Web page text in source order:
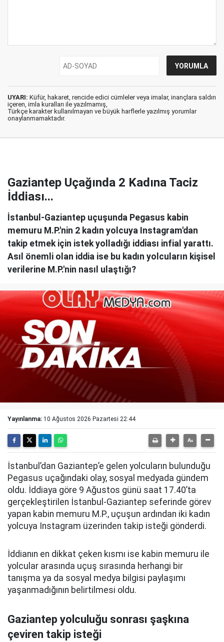
UYARI: Küfür, hakaret, rencide edici cümleler veya imalar, inançlara saldırı
içeren, imla kuralları ile yazılmamış,
Türkçe karakter kullanılmayan ve büyük harflerle yazılmış yorumlar
onaylanmamaktadır.
Gaziantep Uçağında 2 Kadına Taciz
İddiası...
İstanbul-Gaziantep uçuşunda Pegasus kabin
memuru M.P.'nin 2 kadın yolcuya Instagram'dan
takip etmek için istek yolladığı iddiası infial yarattı.
Asıl önemli olan iddia ise bu kadın yolcuların kişisel
verilerine M.P.'nin nasıl ulaştığı?
Yayınlanma: 10 Ağustos 2026 Pazartesi 22:44
İstanbul’dan Gaziantep’e gelen yolcuların bulunduğu
Pegasus uçağındaki olay, sosyal medyada gündem
oldu. İddiaya göre 9 Ağustos günü saat 17.40’ta
gerçekleştirilen İstanbul-Gaziantep seferinde görev
yapan kabin memuru M.P., uçuşun ardından iki kadın
yolcuya Instagram üzerinden takip isteği gönderdi.
İddianın en dikkat çeken kısmı ise kabin memuru ile
yolcular arasında uçuş sırasında herhangi bir
tanışma ya da sosyal medya bilgisi paylaşımı
yaşanmadığının belirtilmesi oldu.
Gaziantep yolculuğu sonrası şaşkına
çeviren takip isteği